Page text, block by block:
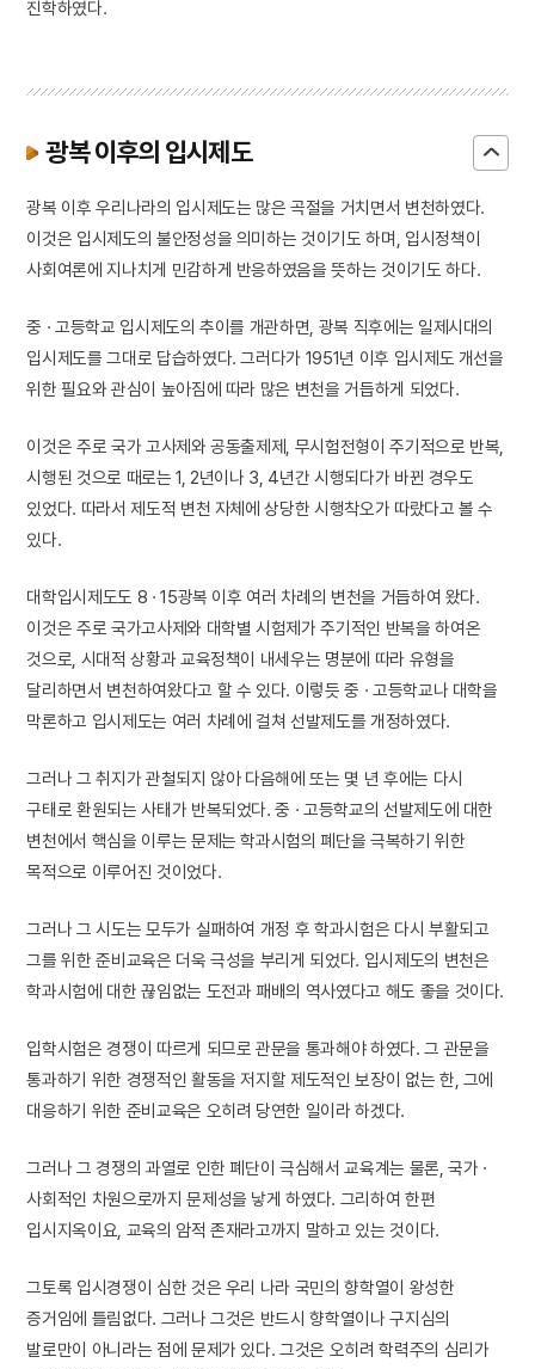
진학하였다.
광복 이후의 입시제도
광복 이후 우리나라의 입시제도는 많은 곡절을 거치면서 변천하였다.
이것은 입시제도의 불안정성을 의미하는 것이기도 하며, 입시정책이
사회여론에 지나치게 민감하게 반응하였음을 뜻하는 것이기도 하다.
중 · 고등학교 입시제도의 추이를 개관하면, 광복 직후에는 일제시대의
입시제도를 그대로 답습하였다. 그러다가 1951년 이후 입시제도 개선을
위한 필요와 관심이 높아짐에 따라 많은 변천을 거듭하게 되었다.
이것은 주로 국가 고사제와 공동출제제, 무시험전형이 주기적으로 반복,
시행된 것으로 때로는 1, 2년이나 3, 4년간 시행되다가 바뀐 경우도
있었다. 따라서 제도적 변천 자체에 상당한 시행착오가 따랐다고 볼 수
있다.
대학입시제도도 8 · 15광복 이후 여러 차례의 변천을 거듭하여 왔다.
이것은 주로 국가고사제와 대학별 시험제가 주기적인 반복을 하여온
것으로, 시대적 상황과 교육정책이 내세우는 명분에 따라 유형을
달리하면서 변천하여왔다고 할 수 있다. 이렇듯 중 · 고등학교나 대학을
막론하고 입시제도는 여러 차례에 걸쳐 선발제도를 개정하였다.
그러나 그 취지가 관철되지 않아 다음해에 또는 몇 년 후에는 다시
구태로 환원되는 사태가 반복되었다. 중 · 고등학교의 선발제도에 대한
변천에서 핵심을 이루는 문제는 학과시험의 폐단을 극복하기 위한
목적으로 이루어진 것이었다.
그러나 그 시도는 모두가 실패하여 개정 후 학과시험은 다시 부활되고
그를 위한 준비교육은 더욱 극성을 부리게 되었다. 입시제도의 변천은
학과시험에 대한 끊임없는 도전과 패배의 역사였다고 해도 좋을 것이다.
입학시험은 경쟁이 따르게 되므로 관문을 통과해야 하였다. 그 관문을
통과하기 위한 경쟁적인 활동을 저지할 제도적인 보장이 없는 한, 그에
대응하기 위한 준비교육은 오히려 당연한 일이라 하겠다.
그러나 그 경쟁의 과열로 인한 폐단이 극심해서 교육계는 물론, 국가 ·
사회적인 차원으로까지 문제성을 낳게 하였다. 그리하여 한편
입시지옥이요, 교육의 암적 존재라고까지 말하고 있는 것이다.
그토록 입시경쟁이 심한 것은 우리 나라 국민의 향학열이 왕성한
증거임에 틀림없다. 그러나 그것은 반드시 향학열이나 구지심의
발로만이 아니라는 점에 문제가 있다. 그것은 오히려 학력주의 심리가